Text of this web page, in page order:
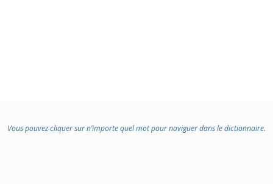
Vous pouvez cliquer sur n’importe quel mot pour naviguer dans le dictionnaire.